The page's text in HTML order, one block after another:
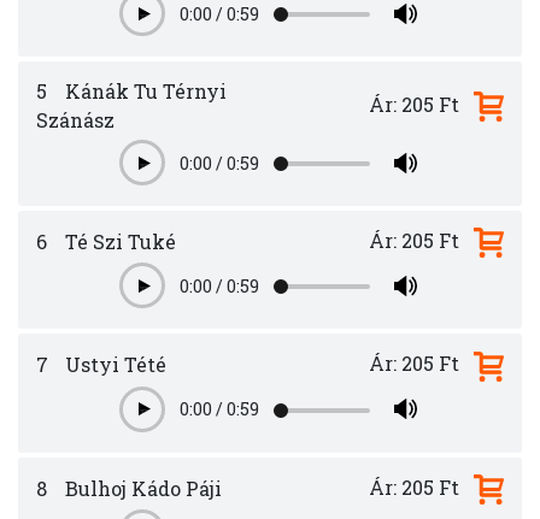
Play0:00 /0:59
5
Kánák Tu Térnyi
Szánász
Play0:00 /0:59
Ár: 205 Ft
6 Té Szi Tuké
Play0:00 /0:59
Ár: 205 Ft
7 Ustyi Tété
Play0:00 /0:59
Ár: 205 Ft
8 Bulhoj Kádo Páji Ár: 205 Ft